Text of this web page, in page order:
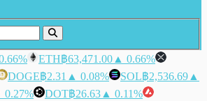
ETH฿63,471.00 ▲ 0.66%
DOGE฿2.31 ▲ 0.08% SOL฿2,536.69 ▲
0.27% DOT฿26.63 ▲ 0.11%